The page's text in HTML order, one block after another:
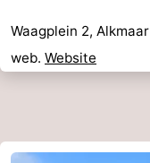
Waagplein 2, Alkmaar
web. Website